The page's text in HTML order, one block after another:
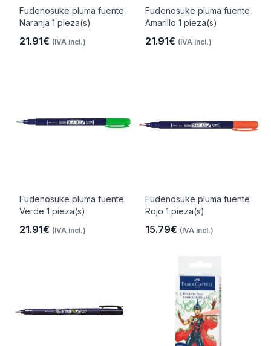
Fudenosuke pluma fuente
Naranja 1 pieza(s)
21.91€ (IVA incl.)
Fudenosuke pluma fuente
Amarillo 1 pieza(s)
21.91€ (IVA incl.)
Fudenosuke pluma fuente
Verde 1 pieza(s)
21.91€ (IVA incl.)
Fudenosuke pluma fuente
Rojo 1 pieza(s)
15.79€ (IVA incl.)